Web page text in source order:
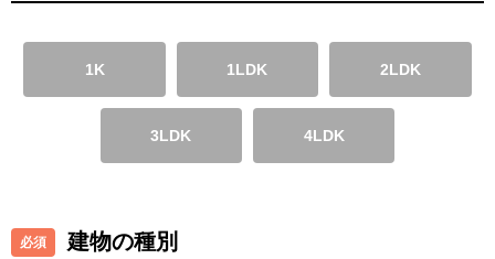
1K 1LDK 2LDK
3LDK 4LDK
建物の種別